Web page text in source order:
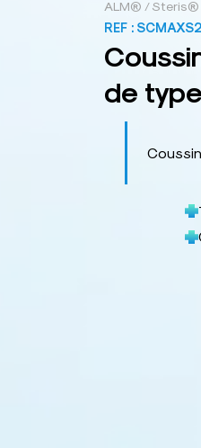
ALM® / Steris®
REF :
de